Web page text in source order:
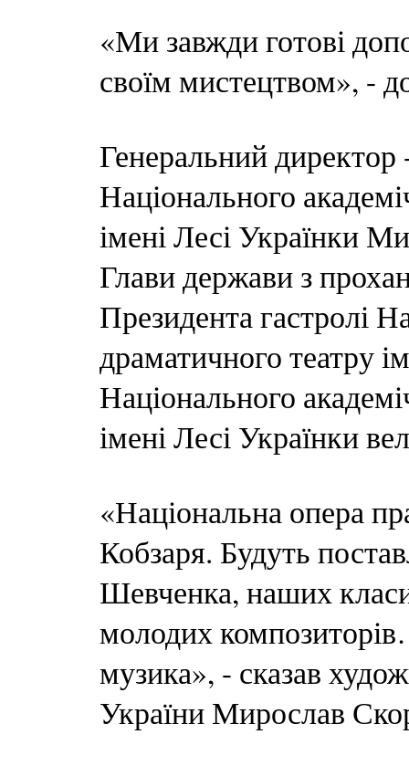
«Ми завжди готові
своїм мистецтвом», -
Генеральний директор
Національного
імені Лесі Українки
Глави держави з
Президента гастролі
драматичного театру
Національного
імені Лесі Українки
«Національна опера
Кобзаря. Будуть
Шевченка, наших
молодих
музика», - сказав
України Мирослав